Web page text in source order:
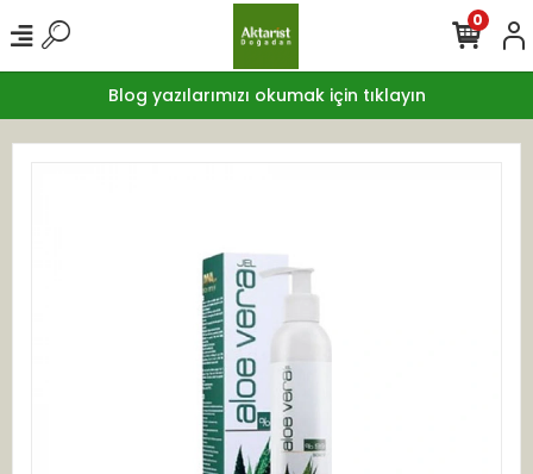
Blog yazılarımızı okumak için tıklayın
0